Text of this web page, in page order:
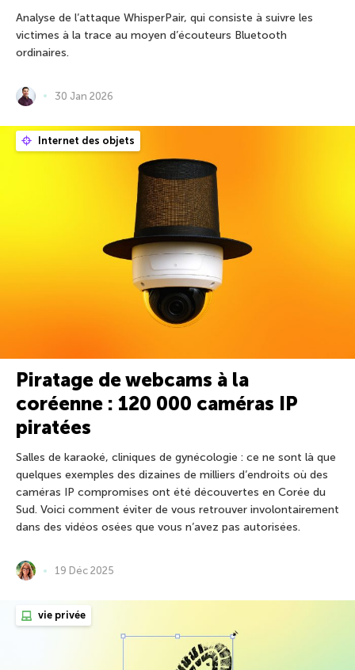
Analyse de l’attaque WhisperPair, qui consiste à suivre les
victimes à la trace au moyen d’écouteurs Bluetooth
ordinaires.
30 Jan 2026
Internet des objets
Piratage de webcams à la
coréenne : 120 000 caméras IP
piratées
Salles de karaoké, cliniques de gynécologie : ce ne sont là que
quelques exemples des dizaines de milliers d’endroits où des
caméras IP compromises ont été découvertes en Corée du
Sud. Voici comment éviter de vous retrouver involontairement
dans des vidéos osées que vous n’avez pas autorisées.
19 Déc 2025
vie privée